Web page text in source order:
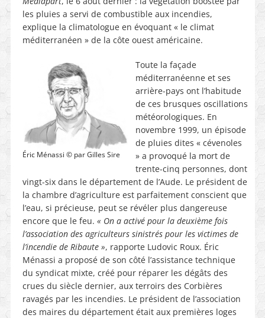
les pluies a servi de combustible aux incendies,
explique la climatologue en évoquant « le climat
méditerranéen » de la côte ouest américaine.
Éric Ménassi © par Gilles Sire
Toute la façade
méditerranéenne et ses
arrière-pays ont l’habitude
de ces brusques oscillations
météorologiques. En
novembre 1999, un épisode
de pluies dites « cévenoles
» a provoqué la mort de
trente-cinq personnes, dont
vingt-six dans le département de l’Aude. Le président de
la chambre d’agriculture est parfaitement conscient que
l’eau, si précieuse, peut se révéler plus dangereuse
encore que le feu. « On a activé pour la deuxième fois
l’association des agriculteurs sinistrés pour les victimes de
l’incendie de Ribaute », rapporte Ludovic Roux. Éric
Ménassi a proposé de son côté l’assistance technique
du syndicat mixte, créé pour réparer les dégâts des
crues du siècle dernier, aux terroirs des Corbières
ravagés par les incendies. Le président de l’association
des maires du département était aux premières loges